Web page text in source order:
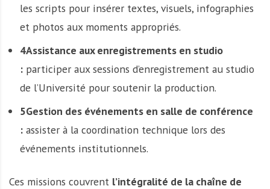
les scripts pour insérer textes, visuels, infographies
et photos aux moments appropriés.
4Assistance aux enregistrements en studio
:participer aux sessions d’enregistrement au studio
de l’Université pour soutenir la production.
5Gestion des événements en salle de conférence
:assister à la coordination technique lors des
événements institutionnels.
Ces missions couvrent l’intégralité de la chaîne de